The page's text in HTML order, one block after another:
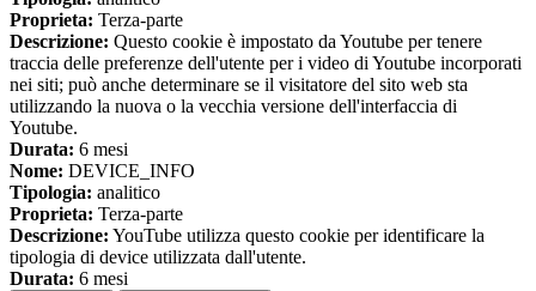
Proprieta: Terza-parte
Descrizione: Questo cookie è impostato da Youtube per tenere
traccia delle preferenze dell'utente per i video di Youtube incorporati
nei siti; può anche determinare se il visitatore del sito web sta
utilizzando la nuova o la vecchia versione dell'interfaccia di
Youtube.
Durata: 6 mesi
Nome: DEVICE_INFO
Tipologia: analitico
Proprieta: Terza-parte
Descrizione: YouTube utilizza questo cookie per identificare la
tipologia di device utilizzata dall'utente.
Durata: 6 mesi